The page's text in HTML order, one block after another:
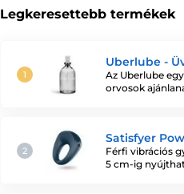
Legkeresettebb termékek
Uberlube -
Az Uberlube
orvosok
Satisfyer
Férfi vibrációs
5 cm-ig